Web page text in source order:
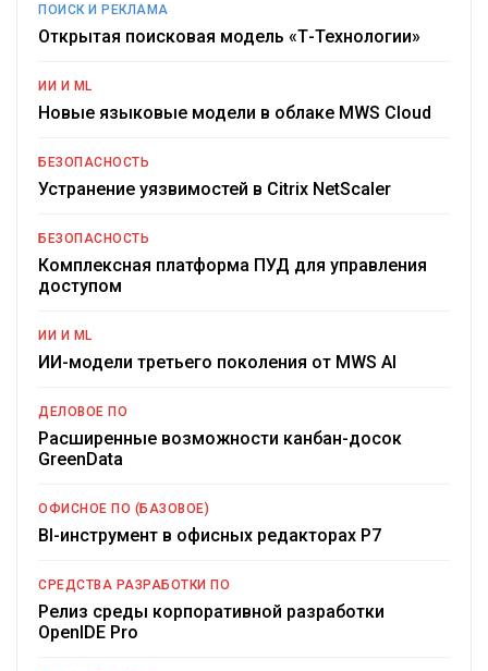
ПОИСК И РЕКЛАМА
Открытая поисковая модель «Т-Технологии»
ИИ И ML
Новые языковые модели в облаке MWS Cloud
БЕЗОПАСНОСТЬ
Устранение уязвимостей в Citrix NetScaler
БЕЗОПАСНОСТЬ
Комплексная платформа ПУД для управления
доступом
ИИ И ML
ИИ-модели третьего поколения от MWS AI
ДЕЛОВОЕ ПО
Расширенные возможности канбан-досок
GreenData
ОФИСНОЕ ПО (БАЗОВОЕ)
BI-инструмент в офисных редакторах Р7
СРЕДСТВА РАЗРАБОТКИ ПО
Релиз среды корпоративной разработки
OpenIDE Pro